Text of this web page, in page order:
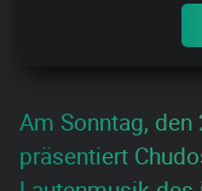
Am Sonntag,
präsentiert